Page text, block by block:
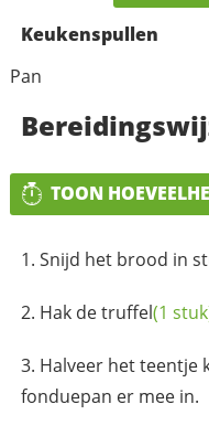
Keukenspullen
Pan
TOON
Snijd het brood in
Hak detruffel(1
Halveer hetteentje
fonduepan er mee in.